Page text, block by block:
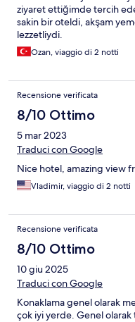
ziyaret ettiğimde tercih
sakin bir oteldi, akşam
lezzetliydi.
Ozan, viaggio di 2 notti
Recensione verificata
8/10 Ottimo
5 mar 2023
Traduci con Google
Nice hotel, amazing view
Vladimir, viaggio di 2 notti
Recensione verificata
8/10 Ottimo
10 giu 2025
Traduci con Google
Konaklama genel olarak
çok iyi yerde. Genel